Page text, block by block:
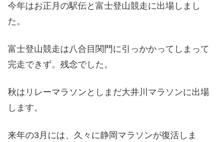
今年はお正月の駅伝と富士登山競走に出場しまし
た。
富士登山競走は八合目関門に引っかかってしまって
完走できず。残念でした。
秋はリレーマラソンとしまだ大井川マラソンに出場
します。
来年の3月には、久々に静岡マラソンが復活しま